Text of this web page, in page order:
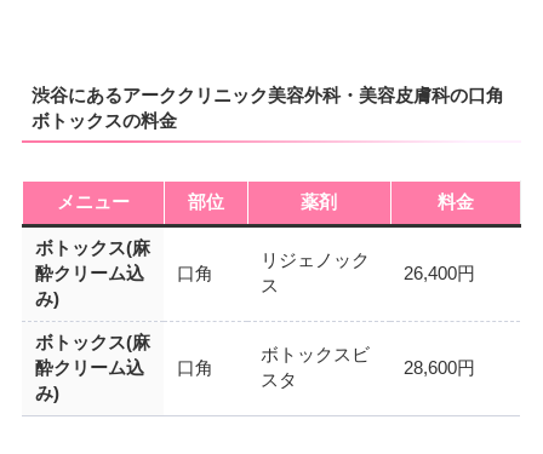
渋谷にあるアーククリニック美容外科・美容皮膚科の口角
ボトックスの料金
メニュー 部位 薬剤 料金
ボトックス(麻
酔クリーム込
み)
口角
リジェノック
ス
26,400円
ボトックス(麻
酔クリーム込
み)
口角
ボトックスビ
スタ
28,600円